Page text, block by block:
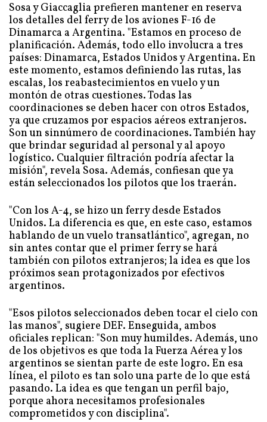
Sosa y Giaccaglia prefieren mantener en reserva
los detalles del ferry de los aviones F-16 de
Dinamarca a Argentina. "Estamos en proceso de
planificación. Además, todo ello involucra a tres
países: Dinamarca, Estados Unidos y Argentina. En
este momento, estamos definiendo las rutas, las
escalas, los reabastecimientos en vuelo y un
montón de otras cuestiones. Todas las
coordinaciones se deben hacer con otros Estados,
ya que cruzamos por espacios aéreos extranjeros.
Son un sinnúmero de coordinaciones. También hay
que brindar seguridad al personal y al apoyo
logístico. Cualquier filtración podría afectar la
misión", revela Sosa. Además, confiesan que ya
están seleccionados los pilotos que los traerán.
"Con los A-4, se hizo un ferry desde Estados
Unidos. La diferencia es que, en este caso, estamos
hablando de un vuelo transatlántico", agregan, no
sin antes contar que el primer ferry se hará
también con pilotos extranjeros; la idea es que los
próximos sean protagonizados por efectivos
argentinos.
"Esos pilotos seleccionados deben tocar el cielo con
las manos", sugiere DEF. Enseguida, ambos
oficiales replican: "Son muy humildes. Además, uno
de los objetivos es que toda la Fuerza Aérea y los
argentinos se sientan parte de este logro. En esa
línea, el piloto es tan solo una parte de lo que está
pasando. La idea es que tengan un perfil bajo,
porque ahora necesitamos profesionales
comprometidos y con disciplina".